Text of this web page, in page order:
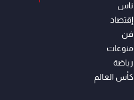
ناس
إقتصاد
فن
منوعات
رياضة
كأس العالم